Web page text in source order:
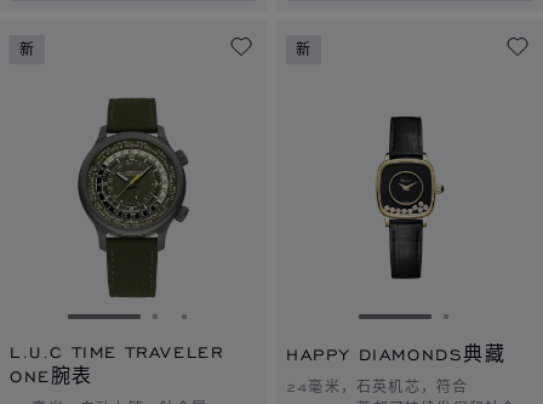
新
转到幻灯片 1转到幻灯片 2
转到幻灯片 3
L.U.C TIME TRAVELER
ONE腕表
新
转到幻灯片 1转到幻灯
HAPPY DIAMONDS典藏
24毫米，石英机芯，符合